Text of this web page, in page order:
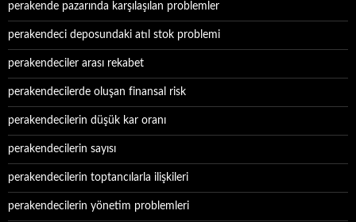
perakende pazarında karşılaşılan problemler
perakendeci deposundaki atıl stok problemi
perakendeciler arası rekabet
perakendecilerde oluşan finansal risk
perakendecilerin düşük kar oranı
perakendecilerin sayısı
perakendecilerin toptancılarla ilişkileri
perakendecilerin yönetim problemleri